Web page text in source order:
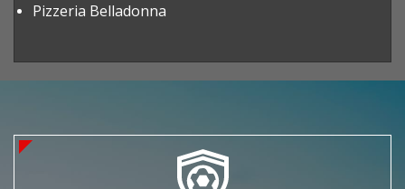
Pizzeria Belladonna